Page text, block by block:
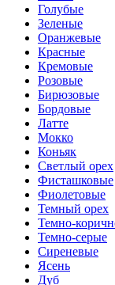
Голубые
Зеленые
Оранжевые
Красные
Кремовые
Розовые
Бирюзовые
Бордовые
Латте
Мокко
Коньяк
Светлый орех
Фисташковые
Фиолетовые
Темный орех
Темно-
Темно-серые
Сиреневые
Ясень
Дуб